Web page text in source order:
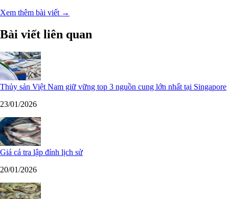
Xem thêm bài viết →
Bài viết liên quan
Thủy sản Việt Nam giữ vững top 3 nguồn cung lớn nhất tại Singapore
23/01/2026
Giá cá tra lập đỉnh lịch sử
20/01/2026